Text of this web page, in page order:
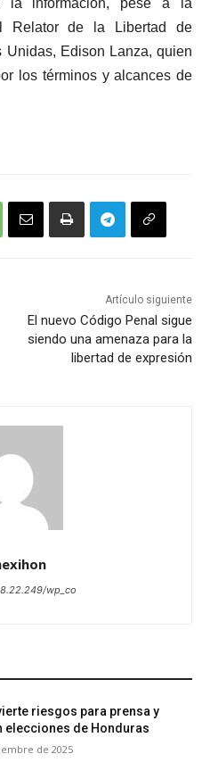
la información, pese a la
Relator de la Libertad de
Unidas, Edison Lanza, quien
los términos y alcances de
Artículo siguiente
El nuevo Código Penal sigue
siendo una amenaza para la
libertad de expresión
wp_co
riesgos para prensa y
elecciones de Honduras
de 2025